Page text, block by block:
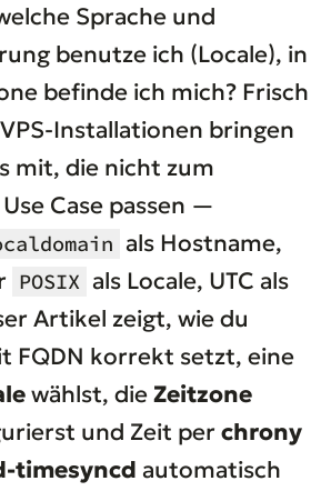
Sprache und
benutze ich (Locale), in
befinde ich mich? Frisch
Installationen bringen
mit, die nicht zum
Case passen —
als Hostname,
POSIX als Locale, UTC als
Artikel zeigt, wie du
FQDN korrekt setzt, eine
wählst, dieZeitzone
und Zeit per chrony
timesyncd automatisch